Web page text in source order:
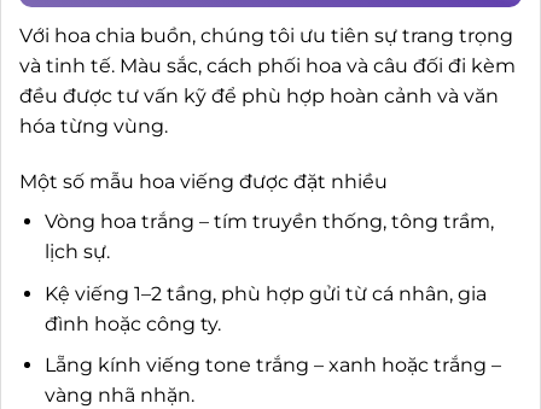
Với hoa chia buồn, chúng tôi ưu tiên sự trang trọng
và tinh tế. Màu sắc, cách phối hoa và câu đối đi kèm
đều được tư vấn kỹ để phù hợp hoàn cảnh và văn
hóa từng vùng.
Một số mẫu hoa viếng được đặt nhiều
Vòng hoa trắng – tím truyền thống, tông trầm,
lịch sự.
Kệ viếng 1–2 tầng, phù hợp gửi từ cá nhân, gia
đình hoặc công ty.
Lẵng kính viếng tone trắng – xanh hoặc trắng –
vàng nhã nhặn.